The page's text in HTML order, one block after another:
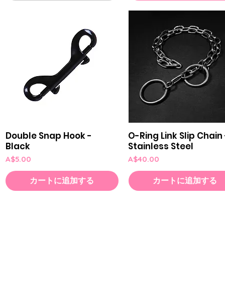
クイックビュー
Double Snap Hook -
Black
価格
A$5.00
カートに追加する
クイックビュー
O-Ring Link Slip
Stainless Steel
価格
A$40.00
カートに追加する